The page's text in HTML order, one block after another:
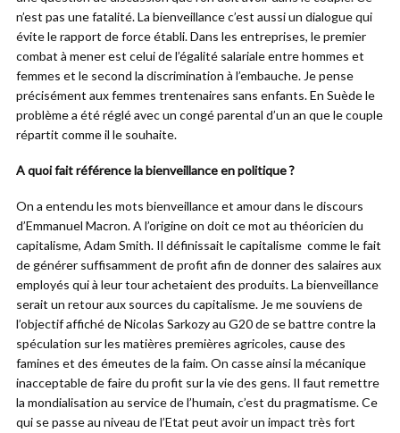
n’est pas une fatalité. La bienveillance c’est aussi un dialogue qui
évite le rapport de force établi. Dans les entreprises, le premier
combat à mener est celui de l’égalité salariale entre hommes et
femmes et le second la discrimination à l’embauche. Je pense
précisément aux femmes trentenaires sans enfants. En Suède le
problème a été réglé avec un congé parental d’un an que le couple
répartit comme il le souhaite.
A quoi fait référence la bienveillance en politique ?
On a entendu les mots bienveillance et amour dans le discours
d’Emmanuel Macron. A l’origine on doit ce mot au théoricien du
capitalisme, Adam Smith. Il définissait le capitalisme comme le fait
de générer suffisamment de profit afin de donner des salaires aux
employés qui à leur tour achetaient des produits. La bienveillance
serait un retour aux sources du capitalisme. Je me souviens de
l’objectif affiché de Nicolas Sarkozy au G20 de se battre contre la
spéculation sur les matières premières agricoles, cause des
famines et des émeutes de la faim. On casse ainsi la mécanique
inacceptable de faire du profit sur la vie des gens. Il faut remettre
la mondialisation au service de l’humain, c’est du pragmatisme. Ce
qui se passe au niveau de l’Etat peut avoir un impact très fort